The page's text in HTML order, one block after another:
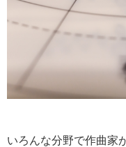
いろんな分野で作曲家